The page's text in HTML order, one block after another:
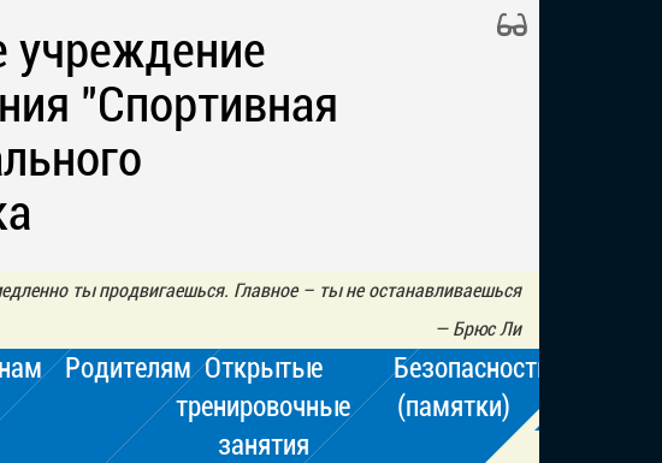
"Спортивная
ты продвигаешься. Главное – ты не останавливаешься
— Брюс Ли
Родителям Открытые
тренировочные
занятия
Безопасность
(памятки)